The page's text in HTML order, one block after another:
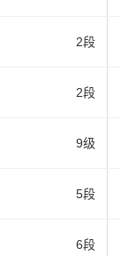
2段
2段
9级
5段
6段